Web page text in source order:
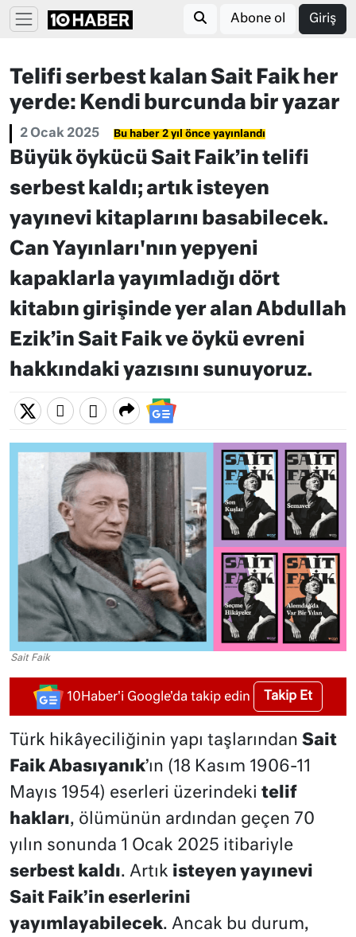
Abone ol Giriş
Telifi serbest kalan Sait Faik her
yerde: Kendi burcunda bir yazar
2 Ocak 2025 Bu haber 2 yıl önce yayınlandı
Büyük öykücü Sait Faik’in telifi
serbest kaldı; artık isteyen
yayınevi kitaplarını basabilecek.
Can Yayınları'nın yepyeni
kapaklarla yayımladığı dört
kitabın girişinde yer alan Abdullah
Ezik’in Sait Faik ve öykü evreni
hakkındaki yazısını sunuyoruz.
Sait Faik
10Haber'i Google'da takip edin Takip Et
Türk hikâyeciliğinin yapı taşlarından Sait
Faik Abasıyanık’ın (18 Kasım 1906-11
Mayıs 1954) eserleri üzerindeki telif
hakları, ölümünün ardından geçen 70
yılın sonunda 1 Ocak 2025 itibariyle
serbest kaldı. Artık isteyen yayınevi
Sait Faik’in eserlerini
yayımlayabilecek. Ancak bu durum,